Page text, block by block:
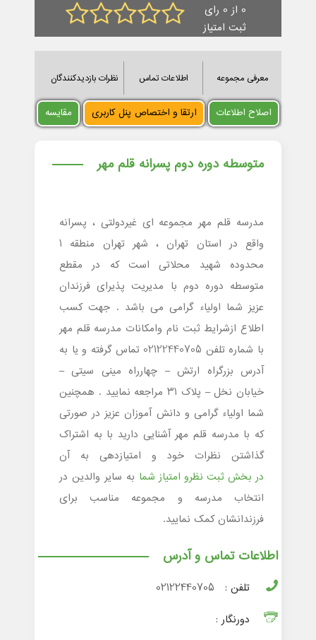
0 از 0 رای
ثبت امتیاز
معرفی مجموعه اطلاعات تماس نظرات بازدیدکنندگان
اصلاح اطلاعات ارتقا و اختصاص پنل کاربری مقایسه
متوسطه دوره دوم پسرانه قلم مهر
مدرسه قلم مهر مجموعه ای غیردولتی ، پسرانه
واقع در استان تهران ، شهر تهران منطقه 1
محدوده شهید محلاتی است که در مقطع
متوسطه دوره دوم با مدیریت پذیرای فرزندان
عزیز شما اولیاء گرامی می باشد . جهت کسب
اطلاع ازشرایط ثبت نام وامکانات مدرسه قلم مهر
با شماره تلفن 02122440705 تماس گرفته و یا به
آدرس بزرگراه ارتش – چهارراه مینی سیتی –
خیابان نخل – پلاک ۳۱ مراجعه نمایید . همچنین
شما اولیاء گرامی و دانش آموزان عزیز در صورتی
که با مدرسه قلم مهر آشنایی دارید با به اشتراک
گذاشتن نظرات خود و امتیازدهی به آن
در بخش ثبت نظرو امتیاز شما به سایر والدین در
انتخاب مدرسه و مجموعه مناسب برای
فرزندانشان کمک نمایید.
اطلاعات تماس و آدرس
تلفن :
02122440705
دورنگار :